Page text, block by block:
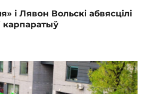
і Лявон Вольскі абвясцілі
карпаратыў